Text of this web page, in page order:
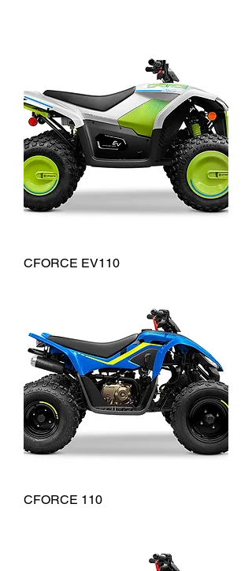
CFORCE EV110
CFORCE 110